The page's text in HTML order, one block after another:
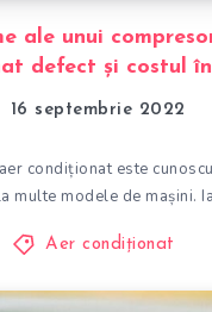
ale unui
defect și costul
16 septembrie 2022
condiționat este
multe modele de mașini.
Aer condiționat